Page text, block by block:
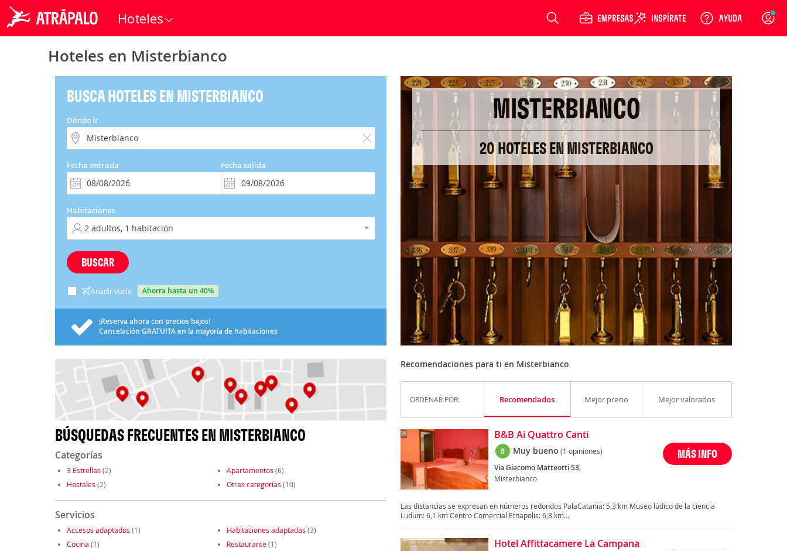
Hoteles Login
Hoteles en Misterbianco
BUSCA HOTELES EN MISTERBIANCO
Dónde ir
Fecha entrada Fecha salida
Habitaciones
BUSCAR
Añadir vuelo ahorra hasta un 40%
¡Reserva ahora con precios bajos!
Cancelación GRATUITAen la mayoría de habitaciones
BÚSQUEDAS FRECUENTES EN MISTERBIANCO
Categorías
3 Estrellas (2) Apartamentos (6)
Hostales (2) Otras categorías (10)
Servicios
Accesos adaptados (1) Habitaciones adaptadas (3)
Cocina (1) Restaurante(1)
MISTERBIANCO
20 HOTELES EN MISTERBIANCO
Recomendaciones para ti en Misterbianco
ORDENAR POR: Recomendados Mejor precio Mejor valorados
B&B Ai Quattro Canti
8 Muy bueno (1 opiniones)
Via Giacomo Matteotti 53,
Misterbianco
MÁS INFO
Las distancias se expresan en números redondos PalaCatania: 5,3 km Museo lúdico de la ciencia
Ludum: 6,1 km Centro Comercial Etnapolis: 6,8 km...
Hotel Affittacamere La Campana